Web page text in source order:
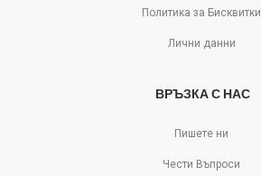
Политика за Бисквитки
Лични данни
ВРЪЗКА С НАС
Пишете ни
Чести Въпроси